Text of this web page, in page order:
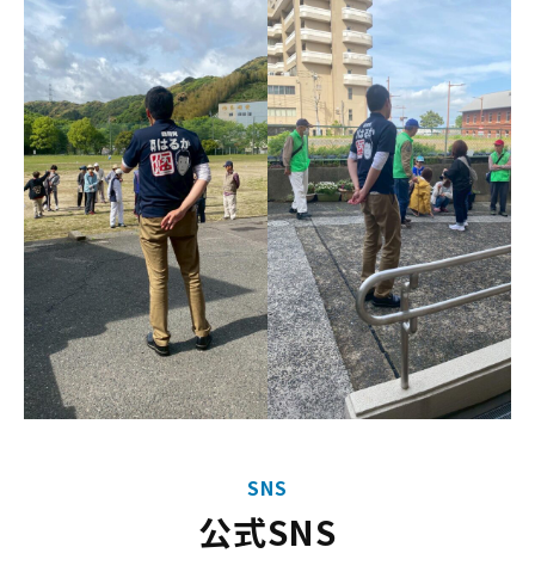
SNS
公式SNS